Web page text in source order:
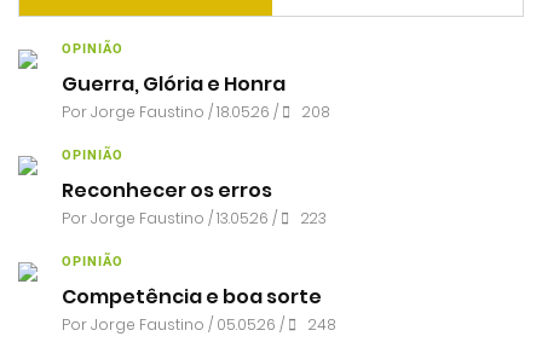
OPINIÃO
Guerra, Glória e Honra
PorJorge Faustino / 18.05.26 / 208
OPINIÃO
Reconhecer os erros
PorJorge Faustino / 13.05.26 / 223
OPINIÃO
Competência e boa sorte
PorJorge Faustino / 05.05.26 / 248